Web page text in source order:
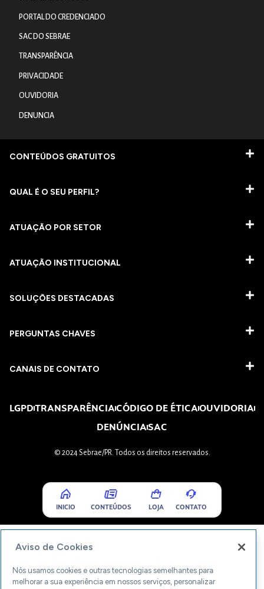
PORTAL DO CREDENCIADO
SAC DO SEBRAE
TRANSPARÊNCIA
PRIVACIDADE
OUVIDORIA
DENUNCIA
CONTEÚDOS GRATUITOS
QUAL É O SEU PERFIL?
ATUAÇÃO POR SETOR
ATUAÇÃO INSTITUCIONAL
SOLUÇÕES DESTACADAS
PERGUNTAS CHAVES​
CANAIS DE CONTATO
LGPDTRANSPARÊNCIACÓDIGO DE ÉTICAOUVIDORIA
DENÚNCIASAC
© 2024 Sebrae/PR. Todos os direitos reservados.
INICIO CONTEÚDOS LOJA CONTATO
Aviso de Cookies
Nós usamos cookies e outras tecnologias semelhantes para
melhorar a sua experiência em nossos serviços, personalizar